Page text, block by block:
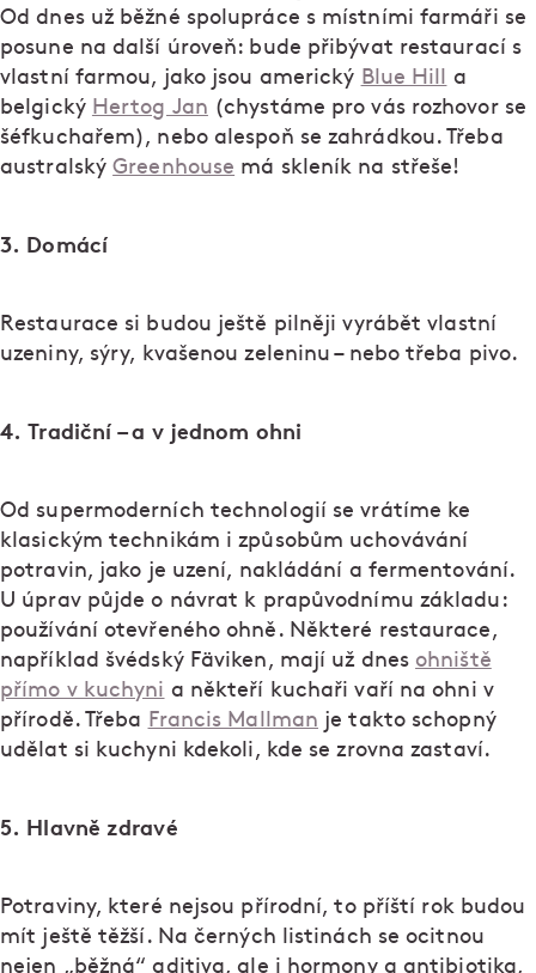
Od dnes už běžné spolupráce s místními farmáři se
posune na další úroveň: bude přibývat restaurací s
vlastní farmou, jako jsou americký Blue Hill
a
belgický Hertog Jan (chystáme pro vás rozhovor se
šéfkuchařem), nebo alespoň se zahrádkou. Třeba
australskýGreenhouse má skleník na střeše!
3. Domácí
Restaurace si budou ještě pilněji vyrábět vlastní
uzeniny, sýry, kvašenou zeleninu – nebo třeba pivo.
4. Tradiční – a v jednom ohni
Od supermoderních technologií se vrátíme ke
klasickým technikám i způsobům uchovávání
potravin, jako je uzení, nakládání a fermentování.
U úprav půjde o návrat k prapůvodnímu základu:
používání otevřeného ohně. Některé restaurace,
například švédský Fäviken, mají už dnes ohniště
přímo v kuchyni a někteří kuchaři vaří na ohni v
přírodě. Třeba Francis Mallman je takto schopný
udělat si kuchyni kdekoli, kde se zrovna zastaví.
5. Hlavně zdravé
Potraviny, které nejsou přírodní, to příští rok budou
mít ještě těžší. Na černých listinách se ocitnou
nejen „běžná“ aditiva, ale i hormony a antibiotika,